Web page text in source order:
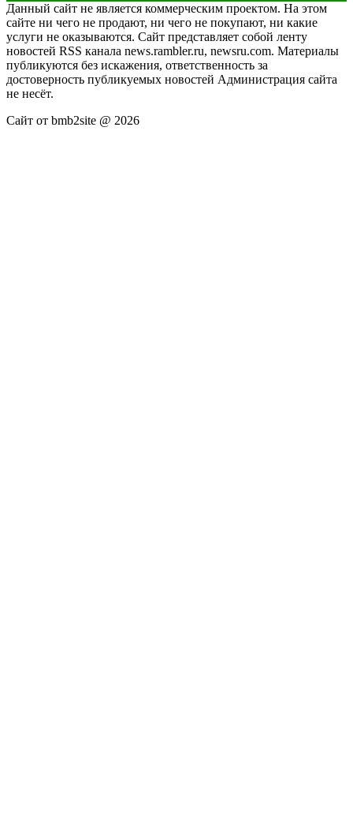
Данный сайт не является коммерческим проектом. На этом
сайте ни чего не продают, ни чего не покупают, ни какие
услуги не оказываются. Сайт представляет собой ленту
новостей RSS канала news.rambler.ru, newsru.com. Материалы
публикуются без искажения, ответственность за
достоверность публикуемых новостей Администрация сайта
не несёт.
Сайт от bmb2site @ 2026